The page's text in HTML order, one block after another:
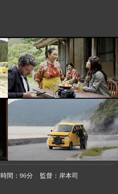
時間 96分 監督
岸本司